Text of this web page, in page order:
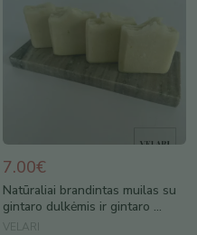
7.00€
Natūraliai brandintas muilas su
gintaro dulkėmis ir gintaro ...
VELARI